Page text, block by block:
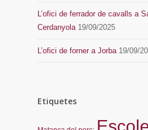
L’ofici de ferrador de cavalls a
Cerdanyola 19/09/2025
L’ofici de forner a Jorba 19/09/
Etiquetes